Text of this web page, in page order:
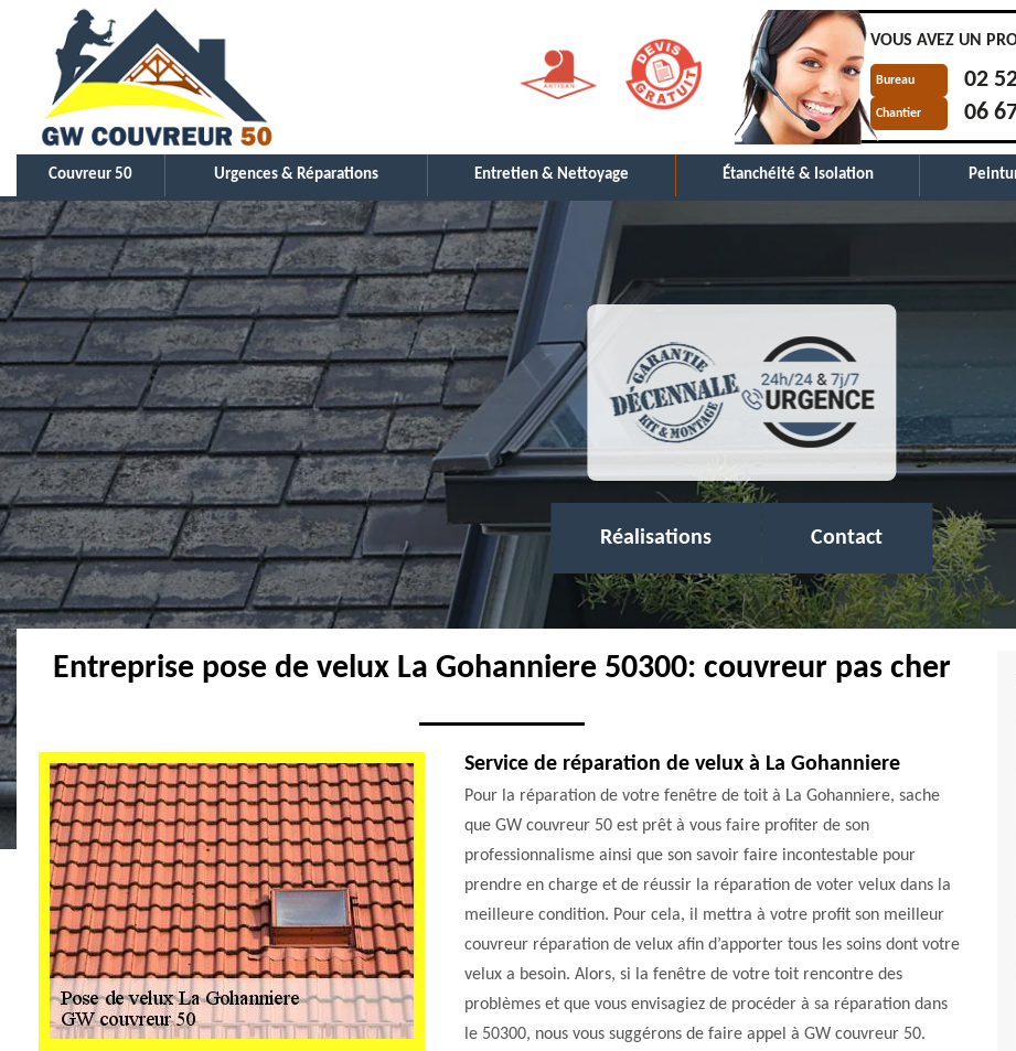
VOUS AVEZ UN
Bureau 02
Chantier 06
Couvreur 50 Urgences & Réparations Entretien & Nettoyage Étanchéité & Isolation
Réalisations Contact
Entreprise pose de velux La Gohanniere 50300: couvreur pas cher
Service de réparation de velux à La Gohanniere
Pour la réparation de votre fenêtre de toit à La Gohanniere, sache
que GW couvreur 50 est prêt à vous faire profiter de son
professionnalisme ainsi que son savoir faire incontestable pour
prendre en charge et de réussir la réparation de voter velux dans la
meilleure condition. Pour cela, il mettra à votre profit son meilleur
couvreur réparation de velux afin d’apporter tous les soins dont votre
velux a besoin. Alors, si la fenêtre de votre toit rencontre des
problèmes et que vous envisagiez de procéder à sa réparation dans
le 50300, nous vous suggérons de faire appel à GW couvreur 50.